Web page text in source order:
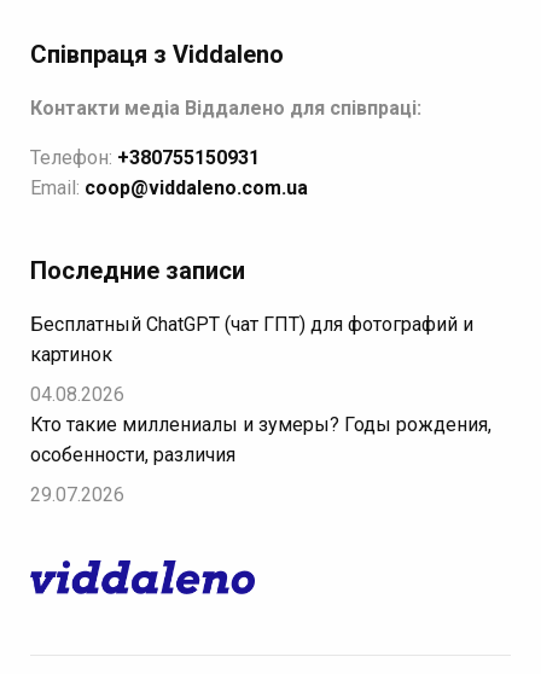
Співпраця з Viddaleno
Контакти медіа Віддалено для співпраці:
Телефон: +380755150931
Email: coop@viddaleno.com.ua
Последние записи
Бесплатный ChatGPT (чат ГПТ) для фотографий и
картинок
04.08.2026
Кто такие миллениалы и зумеры? Годы рождения,
особенности, различия
29.07.2026